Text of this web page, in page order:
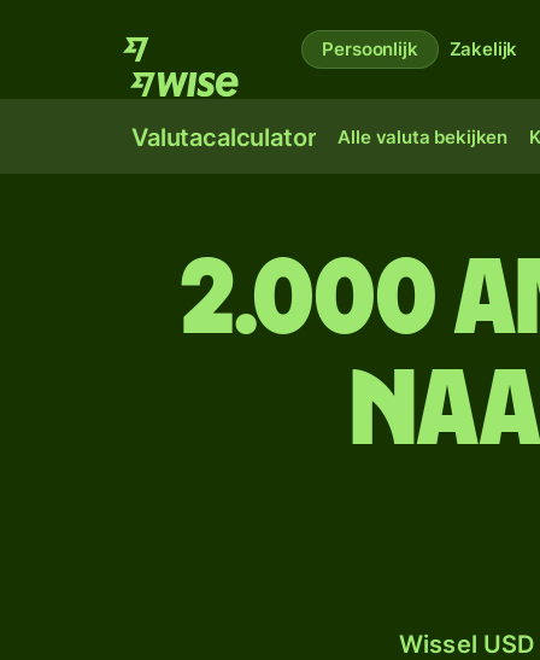
Persoonlijk Zakelijk
Valutacalculator Alle valuta bekijken
2.000
Wissel